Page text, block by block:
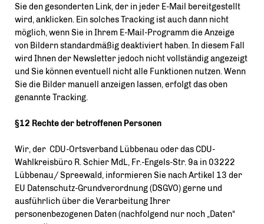
Sie den gesonderten Link, der in jeder E-Mail bereitgestellt
wird, anklicken. Ein solches Tracking ist auch dann nicht
möglich, wenn Sie in Ihrem E-Mail-Programm die Anzeige
von Bildern standardmäßig deaktiviert haben. In diesem Fall
wird Ihnen der Newsletter jedoch nicht vollständig angezeigt
und Sie können eventuell nicht alle Funktionen nutzen. Wenn
Sie die Bilder manuell anzeigen lassen, erfolgt das oben
genannte Tracking.
§12 Rechte der betroffenen Personen
Wir, der CDU-Ortsverband Lübbenau oder das CDU-
Wahlkreisbüro R. Schier MdL, Fr.-Engels-Str. 9a in 03222
Lübbenau/ Spreewald, informieren Sie nach Artikel 13 der
EU Datenschutz-Grundverordnung (DSGVO) gerne und
ausführlich über die Verarbeitung Ihrer
personenbezogenen Daten (nachfolgend nur noch „Daten“